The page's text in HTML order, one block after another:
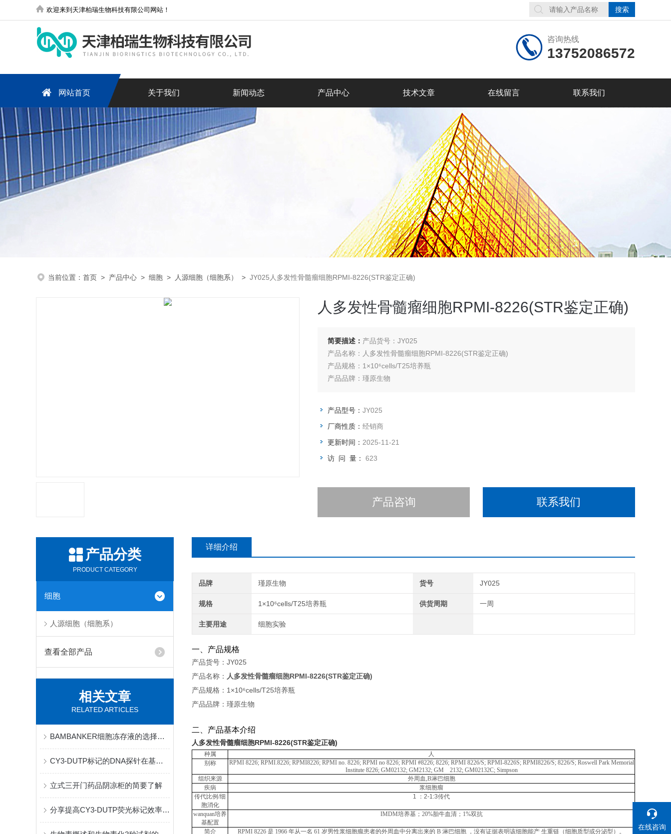
欢迎来到天津柏瑞生物科技有限公司网站！
咨询热线
13752086572
网站首页 关于我们 新闻动态 产品中心 技术文章 在线留言 联系我们
当前位置： 首页 > 产品中心 > 细胞 > 人源细胞（细胞系） > JY025人多发性骨髓瘤细胞RPMI-8226(STR鉴定正确)
人多发性骨髓瘤细胞RPMI-8226(STR鉴定正确)
简要描述： 产品货号：JY025
产品名称：人多发性骨髓瘤细胞RPMI-8226(STR鉴定正确)
产品规格：1×10⁶cells/T25培养瓶
产品品牌：瑾原生物
产品型号： JY025
厂商性质： 经销商
更新时间： 2025-11-21
访 问 量： 623
产品咨询 联系我们
产品分类
PRODUCT CATEGORY
细胞
人源细胞（细胞系）
查看全部产品
相关文章
RELATED ARTICLES
BAMBANKER细胞冻存液的选择与配方调整对冻存效果的影响
CY3-DUTP标记的DNA探针在基因表达分析中的应用
立式三开门药品阴凉柜的简要了解
分享提高CY3-DUTP荧光标记效率的方法和技巧
详细介绍
品牌 瑾原生物 货号 JY025
规格 1×10⁶cells/T25培养瓶 供货周期 一周
主要用途 细胞实验
一、产品规格
产品货号：JY025
产品名称： 人多发性骨髓瘤细胞RPMI-8226(STR鉴定正确)
产品规格：1×10⁶cells/T25培养瓶
产品品牌：瑾原生物
二、产品基本介绍
人多发性骨髓瘤细胞RPMI-8226(STR鉴定正确)
种属
人
别称
RPMI 8226; RPMI.8226; RPMI8226; RPMI no. 8226; RPMI no 8226; RPMI #8226; 8226; RPMI 8226/S; RPMI-8226S; RPMI8226/S; 8226/S; Roswell Park Memorial
Institute 8226; GM02132; GM2132; GM
2132; GM02132C; Simpson
组织来源
外周血,B淋巴细胞
疾病
浆细胞瘤
传代比例/细
胞消化
1 ：2-1:3传代
wanquan培养
基配置
IMDM培养基；20%胎牛血清；1%双抗
简介 RPMI 8226 是 1966 年从一名 61 岁男性浆细胞瘤患者的外周血中分离出来的 B 淋巴细胞 ，没有证据表明该细胞能产 生重链（细胞质型或分泌型）。
在线咨询